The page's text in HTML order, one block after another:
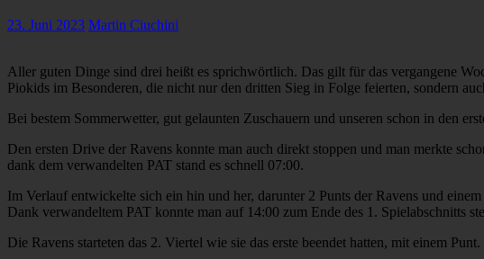
23. Juni 2023 Martin Ciuchini
Aller guten Dinge sind drei heißt es sprichwörtlich. Das gilt für das vergangene
Piokids im Besonderen, die nicht nur den dritten Sieg in Folge feierten, sondern
Bei bestem Sommerwetter, gut gelaunten Zuschauern und unseren schon in den
Den ersten Drive der Ravens konnte man auch direkt stoppen und man merkte
dank dem verwandelten PAT stand es schnell 07:00.
Im Verlauf entwickelte sich ein hin und her, darunter 2 Punts der Ravens und
Dank verwandeltem PAT konnte man auf 14:00 zum Ende des 1. Spielabschnitts
Die Ravens starteten das 2. Viertel wie sie das erste beendet hatten, mit einem Punt.